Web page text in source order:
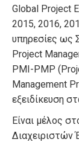
Global Project
2015, 2016,
υπηρεσίες ως
Project
PMI-PMP
Management
εξειδίκευση
Είναι μέλος